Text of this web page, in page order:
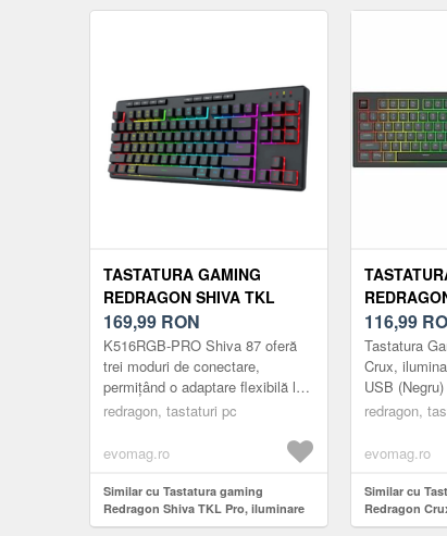
TASTATURA GAMING
REDRAGON SHIVA TKL
PRO, ILUMINARE RGB
(NEGRU)
169,99 RON
K516RGB-PRO Shiva 87 oferă
trei moduri de conectare,
permițând o adaptare flexibilă la
diverse dispozitive și scenarii de
redragon, tastaturi pc
evomag.ro
Similar cu Tastatura gaming
Redragon Shiva TKL Pro, iluminare
RGB (Negru)
USB
116,99
Tastatura
Crux,
USB (Negru)
redragon,
evomag.ro
Similar cu
Redragon
Wired, USB